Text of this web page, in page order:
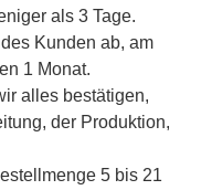
als 3 Tage.
Kunden ab, am
1 Monat.
alles bestätigen,
der Produktion,
5 bis 21